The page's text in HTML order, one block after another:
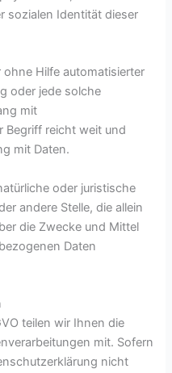
sozialen Identität dieser
ohne Hilfe automatisierter
oder jede solche
mit
Begriff reicht weit und
mit Daten.
oder juristische
andere Stelle, die allein
die Zwecke und Mittel
Daten
teilen wir Ihnen die
mit. Sofern
nicht